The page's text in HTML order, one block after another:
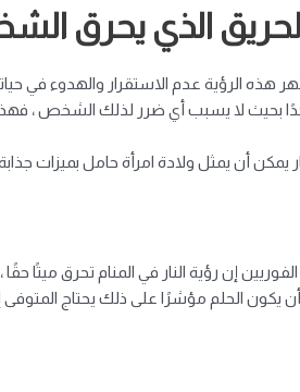
الذي يحرق
هذه الرؤية عدم الاستقرار والهدوء
بحيث لا يسبب أي ضرر لذلك الشخص ،
أن يمثل ولادة امرأة حامل بميزات
إن رؤية النار في المنام تحرق ميتًا
يكون الحلم مؤشرًا على ذلك يحتاج